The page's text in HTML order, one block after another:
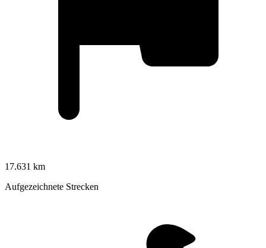
17.631 km
Aufgezeichnete Strecken